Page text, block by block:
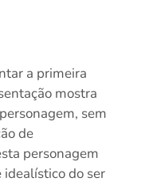
a primeira
mostra
sem
de
personagem
do ser